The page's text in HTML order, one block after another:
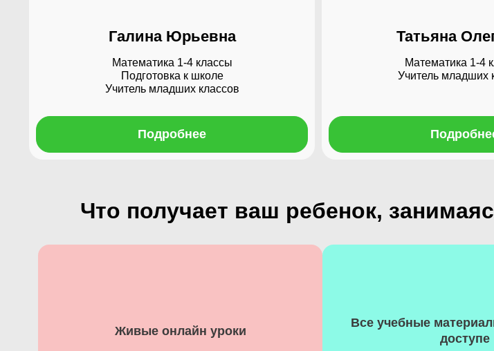
Галина Юрьевна
Математика 1-4 классы
Подготовка к школе
Учитель младших классов
Подробнее
Татьяна
Математика 1-4
Учитель младших
Что получает ваш ребенок,
Живые онлайн уроки​
Все учебные
доступе​